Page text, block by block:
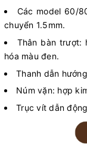
Các model 60/
chuyển 1.5mm.
Thân bàn trượt:
hóa màu đen.
Thanh dẫn
Núm vặn: hợp
Trục vít dẫn